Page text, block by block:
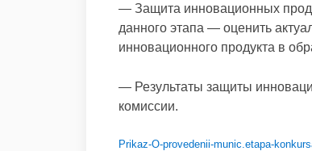
— Защита инновационных
данного этапа — оценить
инновационного продукта в
— Результаты защиты
комиссии.
Prikaz-O-provedenii-munic.etapa-